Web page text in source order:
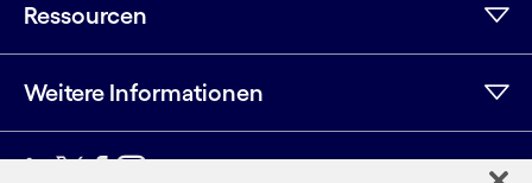
Ressourcen
Weitere Informationen